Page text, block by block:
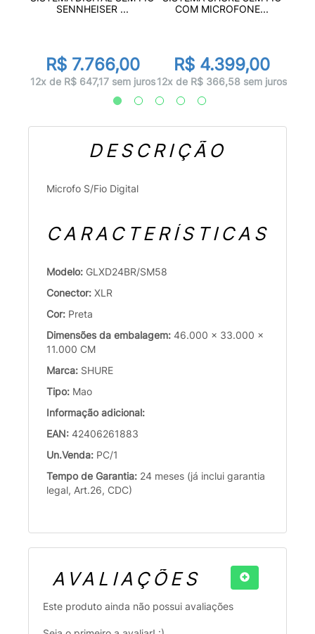
SENNHEISER ...
R$ 7.766,00
12x de R$ 647,17 sem juros
COM MICROFONE...
R$ 4.399,00
12x de R$ 366,58 sem juros12x
DESCRIÇÃO
Microfo S/Fio Digital
CARACTERÍSTICAS
Modelo: GLXD24BR/SM58
Conector: XLR
Cor: Preta
Dimensões da embalagem: 46.000 x 33.000 x
11.000 CM
Marca: SHURE
Tipo: Mao
Informação adicional:
EAN: 42406261883
Un.Venda: PC/1
Tempo de Garantia: 24 meses (já inclui garantia
legal, Art.26, CDC)
AVALIAÇÕES
Este produto ainda não possui avaliações